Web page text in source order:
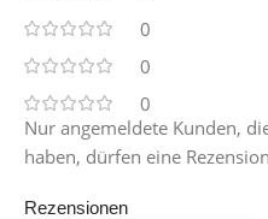
0
0
0
Rezensionen
Nur angemeldete Kunden,
haben, dürfen eine